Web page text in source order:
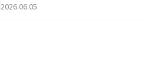
2026.06.05